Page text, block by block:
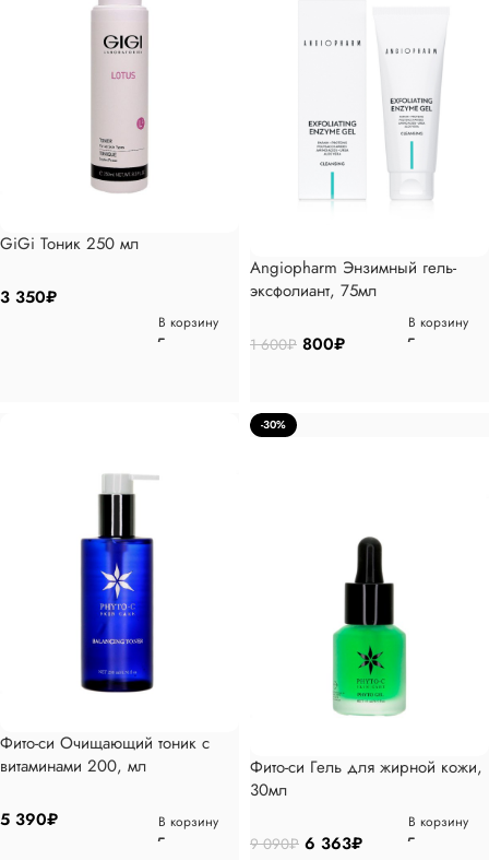
GiGi Тоник 250 мл
3 350₽
В корзину
Angiopharm Энзимный гель-
эксфолиант, 75мл
1 600₽ 800₽
В корзину
Фито-си Очищающий тоник с
витаминами 200, мл
5 390₽ В корзину
-30%
Фито-си Гель для жирной кожи,
30мл
9 090₽ 6 363₽
В корзину